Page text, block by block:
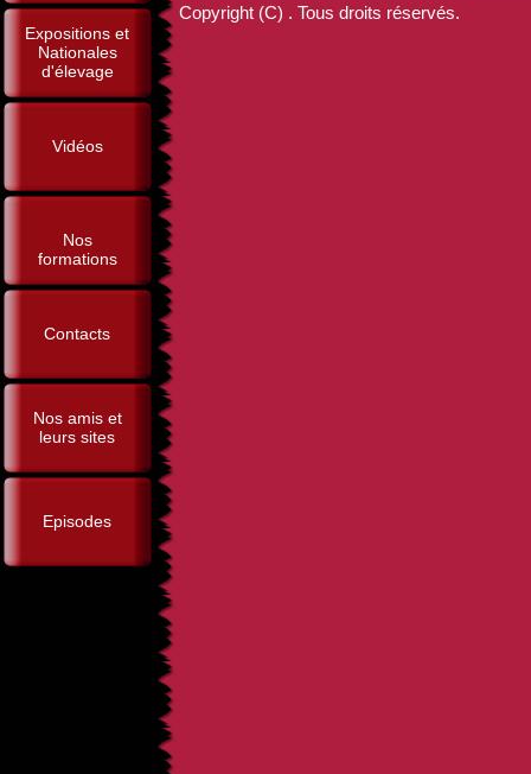
Expositions et
Nationales
d'élevage
Vidéos
Nos
formations
Contacts
Nos amis et
leurs sites
Episodes
Copyright (C) . Tous droits réservés.